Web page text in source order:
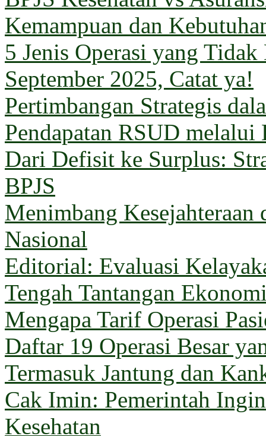
Kemampuan dan
5 Jenis Operasi yang
September 2025, Catat ya!
Pertimbangan Strategis
Pendapatan RSUD melalui
Dari Defisit ke Surplus:
BPJS
Menimbang Kesejahteraan
Nasional
Editorial: Evaluasi
Tengah Tantangan
Mengapa Tarif Operasi
Daftar 19 Operasi Besar
Termasuk Jantung dan
Cak Imin: Pemerintah
Kesehatan